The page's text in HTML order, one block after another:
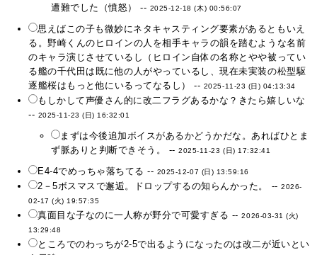
遭難でした（憤怒） -- 2025-12-18 (木) 00:56:07
思えばこの子も微妙にネタキャスティング要素があるともいえ
る。野崎くんのヒロインの人を相手キャラの韻を踏むような名前
のキャラ演じさせているし（ヒロイン自体の名称とやや被ってい
る艦の千代田は既に他の人がやっているし、現在未実装の松型駆
逐艦桜はもっと他にいるってなるし） -- 2025-11-23 (日) 04:13:34
もしかして声優さん的に改二フラグあるかな？きたら嬉しいな
-- 2025-11-23 (日) 16:32:01
まずは今後追加ボイスがあるかどうかだな。あればひとま
ず脈ありと判断できそう。 --2025-11-23 (日) 17:32:41
E4-4でめっちゃ落ちてる -- 2025-12-07 (日) 13:59:16
2－5ボスマスで邂逅。ドロップするの知らんかった。 --2026-
02-17 (火) 19:57:35
真面目な子なのに一人称が野分で可愛すぎる --2026-03-31 (火)
13:29:48
ところでのわっちが2-5で出るようになったのは改二が近いとい